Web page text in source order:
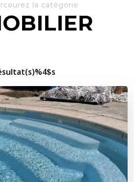
la catégorie